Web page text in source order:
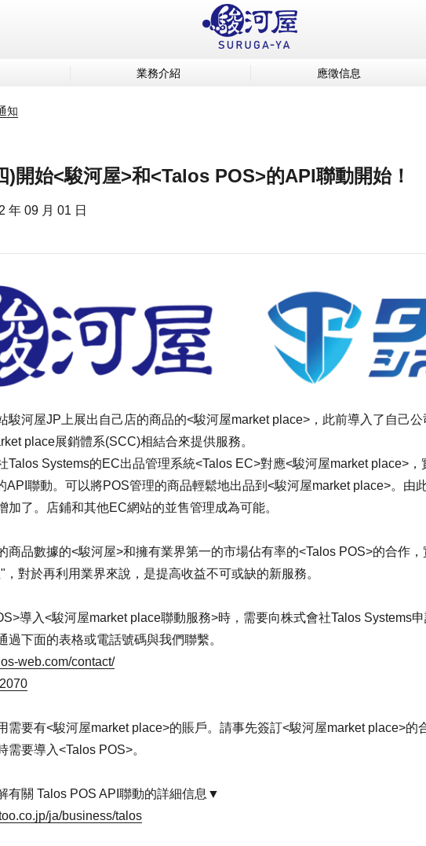
業務介紹 應徵信息
知
)開始<駿河屋>和<Talos POS>的API聯動開始！
年 09 月 01 日
駿河屋JP上展出自己店的商品的<駿河屋market place>，此前導入了自己
place展銷體系(SCC)相結合來提供服務。
Talos Systems的EC出品管理系統<Talos EC>對應<駿河屋market place>
API聯動。可以將POS管理的商品輕鬆地出品到<駿河屋market place>。由
加了。店鋪和其他EC網站的並售管理成為可能。
商品數據的<駿河屋>和擁有業界第一的市場佔有率的<Talos POS>的合作
，對於再利用業界來說，是提高收益不可或缺的新服務。
導入<駿河屋market place聯動服務>時，需要向株式會社Talos Systems
過下面的表格或電話號碼與我們聯繫。
web.com/contact/
需要有<駿河屋market place>的賬戶。請事先簽訂<駿河屋market place>的
要導入<Talos POS>。
有關 Talos POS API聯動的詳細信息
ja/business/talos